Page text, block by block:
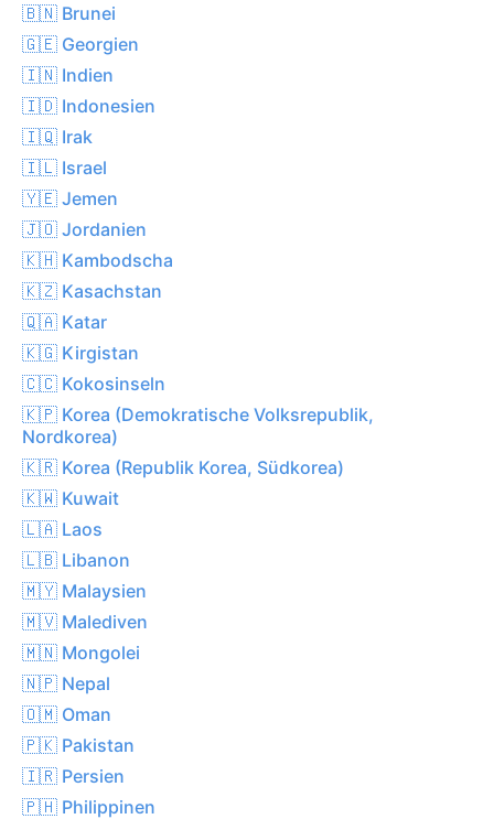
🇧🇳 Brunei
🇬🇪 Georgien
🇮🇳 Indien
🇮🇩 Indonesien
🇮🇶 Irak
🇮🇱 Israel
🇾🇪 Jemen
🇯🇴 Jordanien
🇰🇭 Kambodscha
🇰🇿 Kasachstan
🇶🇦 Katar
🇰🇬 Kirgistan
🇨🇨 Kokosinseln
🇰🇵 Korea (Demokratische Volksrepublik,
Nordkorea)
🇰🇷 Korea (Republik Korea, Südkorea)
🇰🇼 Kuwait
🇱🇦 Laos
🇱🇧 Libanon
🇲🇾 Malaysien
🇲🇻 Malediven
🇲🇳 Mongolei
🇳🇵 Nepal
🇴🇲 Oman
🇵🇰 Pakistan
🇮🇷 Persien
🇵🇭 Philippinen